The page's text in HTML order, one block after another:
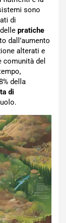
sono
di
pratiche
dall’aumento
alterati e
del
della
di